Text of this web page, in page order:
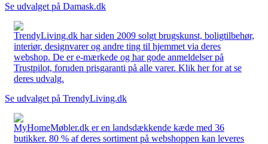
Se udvalget på Damask.dk
TrendyLiving.dk har siden 2009 solgt brugskunst, boligtilbehør,
interiør, designvarer og andre ting til hjemmet via deres
webshop. De er e-mærkede og har gode anmeldelser på
Trustpilot, foruden prisgaranti på alle varer. Klik her for at se
deres udvalg.
Se udvalget på TrendyLiving.dk
MyHomeMøbler.dk er en landsdækkende kæde med 36
butikker. 80 % af deres sortiment på webshoppen kan leveres